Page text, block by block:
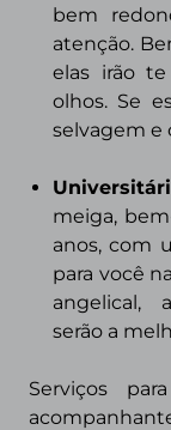
bem
atenção.
elas irão
olhos. Se
selvagem e
meiga,
anos, com
para você
angelical,
serão a
Serviços